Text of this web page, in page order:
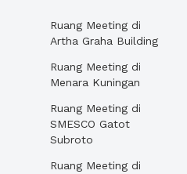
Ruang Meeting di
Artha Graha Building
Ruang Meeting di
Menara Kuningan
Ruang Meeting di
SMESCO Gatot
Subroto
Ruang Meeting di